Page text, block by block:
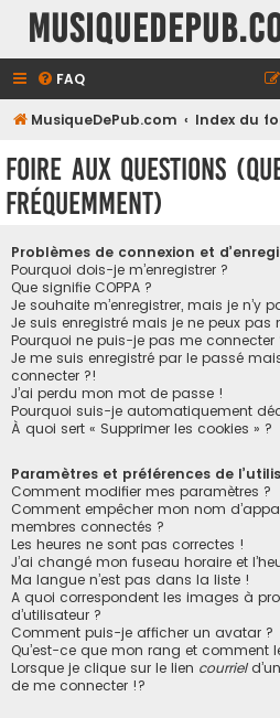
FAQ
MusiqueDePub.com Index du
Foire aux questions
fréquemment)
Problèmes de connexion et
Pourquoi dois-je m’enregistrer ?
Que signifie COPPA ?
Je souhaite m’enregistrer, mais je n’y
Je suis enregistré mais je ne peux pas
Pourquoi ne puis-je pas me connecter
Je me suis enregistré par le passé
connecter ?!
J’ai perdu mon mot de passe !
Pourquoi suis-je automatiquement
À quoi sert « Supprimer les cookies » ?
Paramètres et préférences de
Comment modifier mes paramètres ?
Comment empêcher mon nom
membres connectés ?
Les heures ne sont pas correctes !
J’ai changé mon fuseau horaire et
Ma langue n’est pas dans la liste !
A quoi correspondent les images à
d’utilisateur ?
Comment puis-je afficher un avatar ?
Qu’est-ce que mon rang et comment
Lorsque je clique sur le lien courriel
de me connecter !?